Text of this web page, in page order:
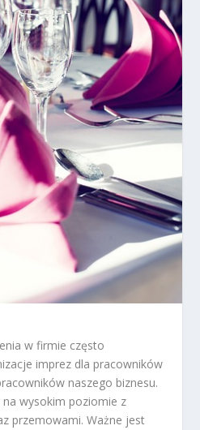
w firmie często
imprez dla pracowników
naszego biznesu.
wysokim poziomie z
przemowami. Ważne jest